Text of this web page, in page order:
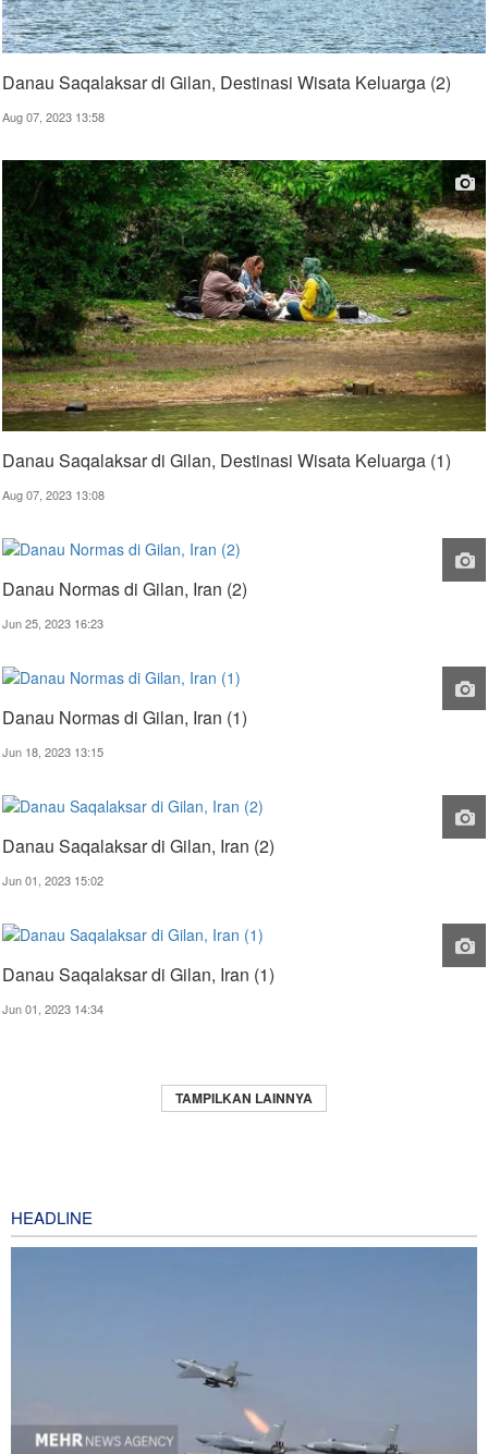
Danau Saqalaksar di Gilan, Destinasi Wisata Keluarga (2)
Aug 07, 2023 13:58
Danau Saqalaksar di Gilan, Destinasi Wisata Keluarga (1)
Aug 07, 2023 13:08
Danau Normas di Gilan, Iran (2)
Jun 25, 2023 16:23
Danau Normas di Gilan, Iran (1)
Jun 18, 2023 13:15
Danau Saqalaksar di Gilan, Iran (2)
Jun 01, 2023 15:02
Danau Saqalaksar di Gilan, Iran (1)
Jun 01, 2023 14:34
TAMPILKAN LAINNYA
HEADLINE